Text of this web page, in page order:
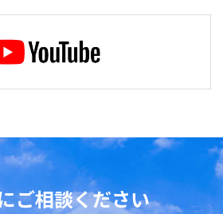
ご相談ください